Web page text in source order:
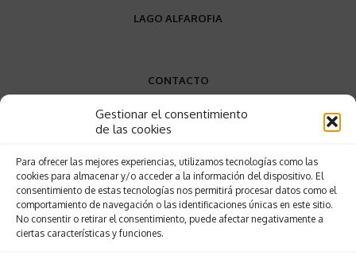
Gestionar el consentimiento
de las cookies
Para ofrecer las mejores experiencias, utilizamos tecnologías como las
cookies para almacenar y/o acceder a la información del dispositivo. El
consentimiento de estas tecnologías nos permitirá procesar datos como el
comportamiento de navegación o las identificaciones únicas en este sitio.
No consentir o retirar el consentimiento, puede afectar negativamente a
ciertas características y funciones.
LAGO ALFAROFIA
CONTACTO
VW9W+P9
Elvas, Portugal
+34 689 858 388
lagodaalfarofia@gmail.com